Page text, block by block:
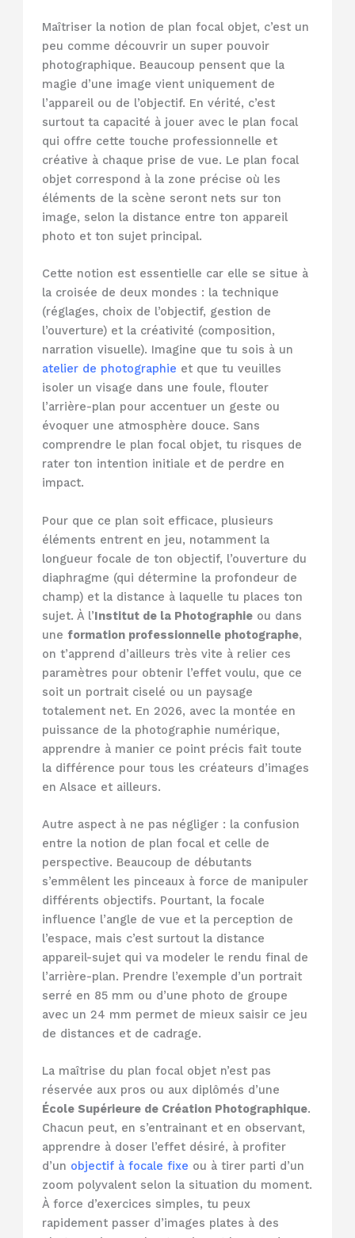
Maîtriser la notion de plan focal objet, c’est un
peu comme découvrir un super pouvoir
photographique. Beaucoup pensent que la
magie d’une image vient uniquement de
l’appareil ou de l’objectif. En vérité, c’est
surtout ta capacité à jouer avec le plan focal
qui offre cette touche professionnelle et
créative à chaque prise de vue. Le plan focal
objet correspond à la zone précise où les
éléments de la scène seront nets sur ton
image, selon la distance entre ton appareil
photo et ton sujet principal.
Cette notion est essentielle car elle se situe à
la croisée de deux mondes : la technique
(réglages, choix de l’objectif, gestion de
l’ouverture) et la créativité (composition,
narration visuelle). Imagine que tu sois à un
atelier de photographie et que tu veuilles
isoler un visage dans une foule, flouter
l’arrière-plan pour accentuer un geste ou
évoquer une atmosphère douce. Sans
comprendre le plan focal objet, tu risques de
rater ton intention initiale et de perdre en
impact.
Pour que ce plan soit efficace, plusieurs
éléments entrent en jeu, notamment la
longueur focale de ton objectif, l’ouverture du
diaphragme (qui détermine la profondeur de
champ) et la distance à laquelle tu places ton
sujet. À l’Institut de la Photographie ou dans
une formation professionnelle photographe,
on t’apprend d’ailleurs très vite à relier ces
paramètres pour obtenir l’effet voulu, que ce
soit un portrait ciselé ou un paysage
totalement net. En 2026, avec la montée en
puissance de la photographie numérique,
apprendre à manier ce point précis fait toute
la différence pour tous les créateurs d’images
en Alsace et ailleurs.
Autre aspect à ne pas négliger : la confusion
entre la notion de plan focal et celle de
perspective. Beaucoup de débutants
s’emmêlent les pinceaux à force de manipuler
différents objectifs. Pourtant, la focale
influence l’angle de vue et la perception de
l’espace, mais c’est surtout la distance
appareil-sujet qui va modeler le rendu final de
l’arrière-plan. Prendre l’exemple d’un portrait
serré en 85 mm ou d’une photo de groupe
avec un 24 mm permet de mieux saisir ce jeu
de distances et de cadrage.
La maîtrise du plan focal objet n’est pas
réservée aux pros ou aux diplômés d’une
École Supérieure de Création Photographique.
Chacun peut, en s’entrainant et en observant,
apprendre à doser l’effet désiré, à profiter
d’un objectif à focale fixe ou à tirer parti d’un
zoom polyvalent selon la situation du moment.
À force d’exercices simples, tu peux
rapidement passer d’images plates à des